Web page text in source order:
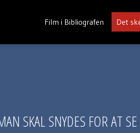
Film i Bibliografen Det
SKAL SNYDES FOR AT